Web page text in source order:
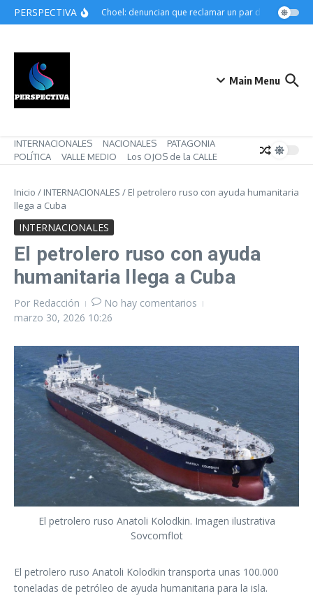
Saltar al contenido
PERSPECTIVAChoele Choel: denuncian que reclamar un par de botines
Main Menu
INTERNACIONALES NACIONALES
PATAGONIA
POLÍTICA
VALLE MEDIO Los OJOS de la CALLE
Inicio / INTERNACIONALES / El petrolero ruso con ayuda humanitaria
llega a Cuba
INTERNACIONALES
El petrolero ruso con ayuda
humanitaria llega a Cuba
Por Redacción
No hay comentarios
marzo 30, 2026 10:26
El petrolero ruso Anatoli Kolodkin. Imagen ilustrativa
Sovcomflot
El petrolero ruso Anatoli Kolodkin transporta unas 100.000
toneladas de petróleo de ayuda humanitaria para la isla.